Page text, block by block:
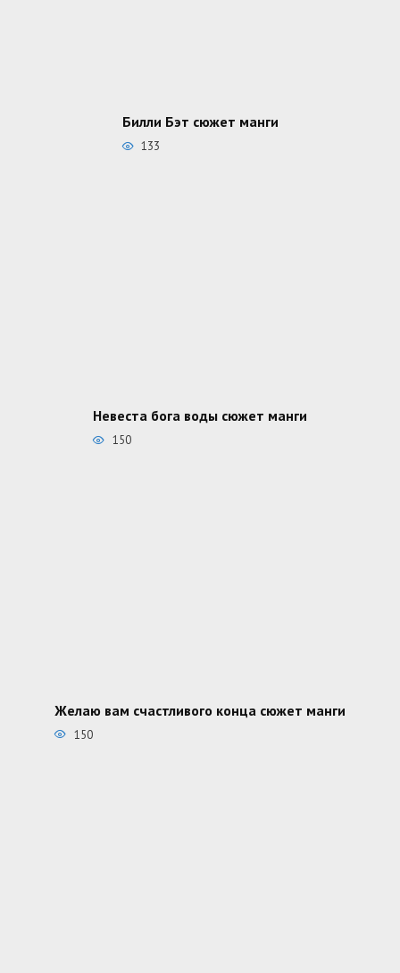
Билли Бэт сюжет манги
133
Невеста бога воды сюжет манги
150
Желаю вам счастливого конца сюжет манги
150